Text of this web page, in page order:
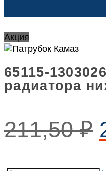
Акция
65115-
радиатора
211,50₽